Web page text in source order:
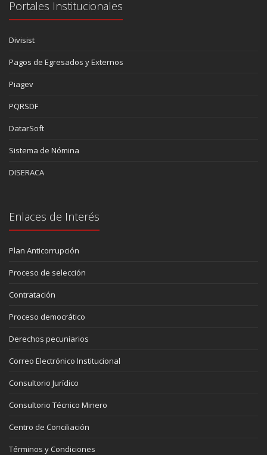
Portales Institucionales
Divisist
Pagos de Egresados y Externos
Piagev
PQRSDF
DatarSoft
Sistema de Nómina
DISERACA
Enlaces de Interés
Plan Anticorrupción
Proceso de selección
Contratación
Proceso democrático
Derechos pecuniarios
Correo Electrónico Institucional
Consultorio Jurídico
Consultorio Técnico Minero
Centro de Conciliación
Términos y Condiciones